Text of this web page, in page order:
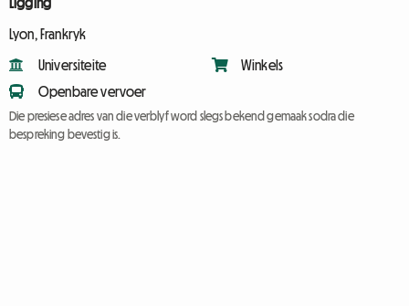
Lyon, Frankryk
Universiteite
Openbare vervoer
Winkels
Die presiese adres van die verblyf word slegs bekend gemaak sodra die
bespreking bevestig is.